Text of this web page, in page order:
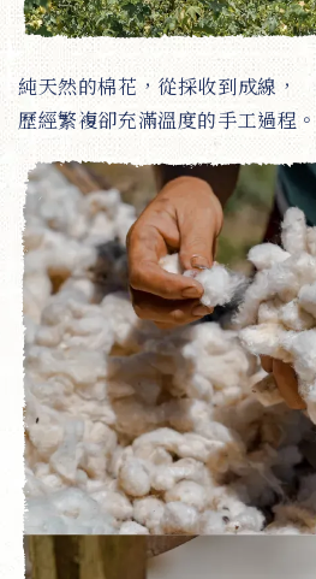
純天然的棉花，從採收到成線，
歷經繁複卻充滿溫度的手工過程。